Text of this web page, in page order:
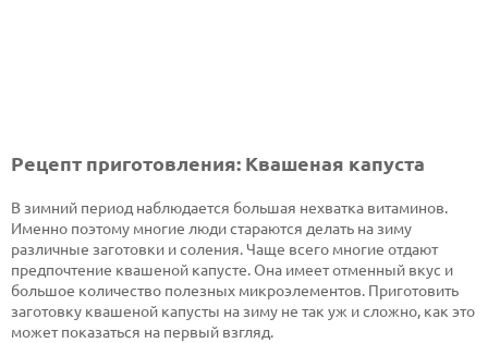
Рецепт приготовления: Квашеная капуста
В зимний период наблюдается большая нехватка витаминов.
Именно поэтому многие люди стараются делать на зиму
различные заготовки и соления. Чаще всего многие отдают
предпочтение квашеной капусте. Она имеет отменный вкус и
большое количество полезных микроэлементов. Приготовить
заготовку квашеной капусты на зиму не так уж и сложно, как это
может показаться на первый взгляд.